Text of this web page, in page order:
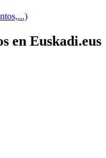
en Euskadi.eus